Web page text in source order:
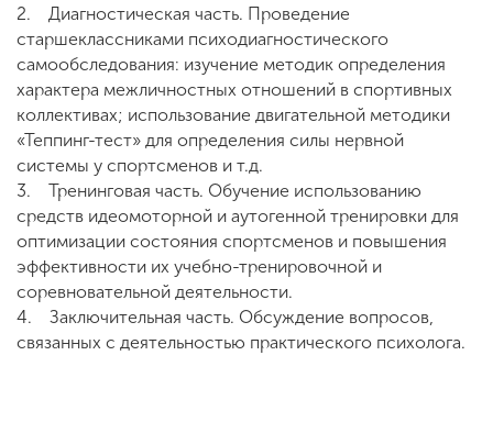
2. Диагностическая часть. Проведение
старшеклассниками психодиагностического
самообследования: изучение методик определения
характера межличностных отношений в спортивных
коллективах; использование двигательной методики
«Теппинг-тест» для определения силы нервной
системы у спортсменов и т.д.
3. Тренинговая часть. Обучение использованию
средств идеомоторной и аутогенной тренировки для
оптимизации состояния спортсменов и повышения
эффективности их учебно-тренировочной и
соревновательной деятельности.
4. Заключительная часть. Обсуждение вопросов,
связанных с деятельностью практического психолога.